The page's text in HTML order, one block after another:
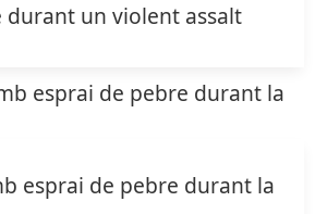
un violent assalt
esprai de pebre durant la